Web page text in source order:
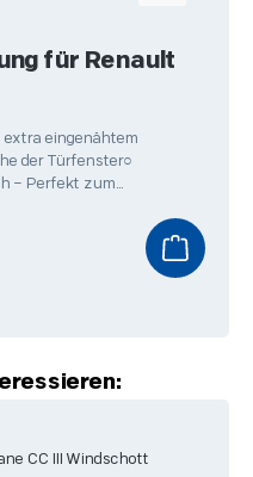
für Renault
eingenähtem
der Türfenster○
– Perfekt zum